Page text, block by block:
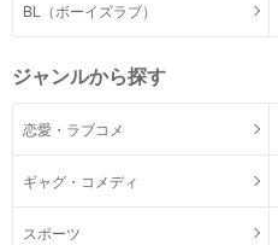
BL（ボーイズラブ）
ジャンルから探す
恋愛・ラブコメ
ギャグ・コメディ
スポーツ